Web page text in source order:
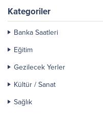
Kategoriler
Banka Saatleri
Eğitim
Gezilecek Yerler
Kültür / Sanat
Sağlık